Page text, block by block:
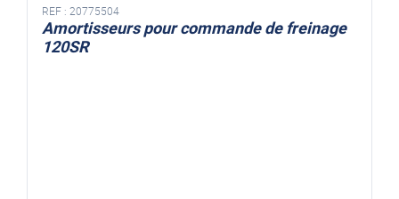
REF : 20775504
Amortisseurs pour commande de freinage
120SR